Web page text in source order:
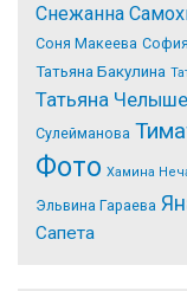
Снежанна
Соня Макеева
Татьяна Бакулина
Татьяна
Сулейманова
Фото Хамина
Эльвина Гараева
Сапета